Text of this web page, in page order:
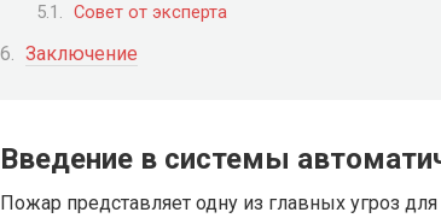
Совет от эксперта
Заключение
Введение в системы
Пожар представляет одну из главных угроз